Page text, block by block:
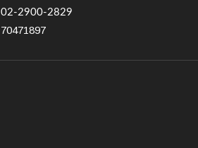
02-2900-2829
70471897